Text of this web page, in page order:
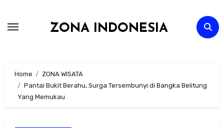
ZONA INDONESIA
Home
ZONA WISATA
Pantai Bukit Berahu, Surga Tersembunyi di Bangka Belitung
Yang Memukau